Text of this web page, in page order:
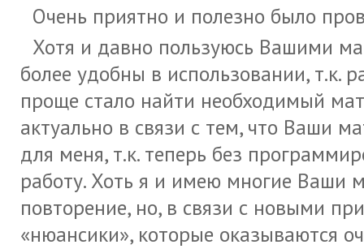
Очень приятно и полезно было
Хотя и давно пользуюсь Вашими
более удобны в использовании, т.к.
проще стало найти необходимый
актуально в связи с тем, что Ваши
для меня, т.к. теперь без
работу. Хоть я и имею многие Ваши
повторение, но, в связи с новыми
«нюансики», которые оказываются